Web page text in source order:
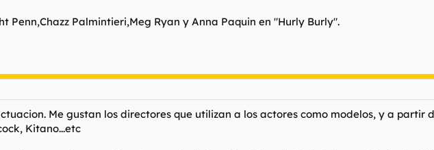
Penn,Chazz Palmintieri,Meg Ryan y Anna Paquin en "Hurly Burly".
Me gustan los directores que utilizan a los actores como modelos, y a partir
Kitano...etc